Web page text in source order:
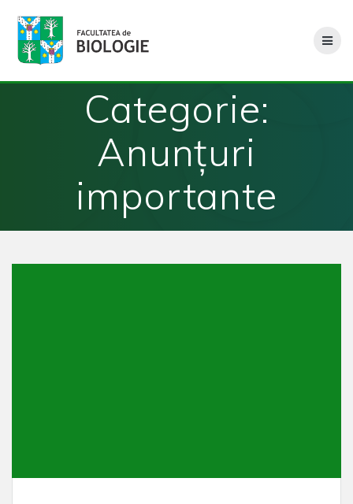
Categorie:
Anunțuri
importante